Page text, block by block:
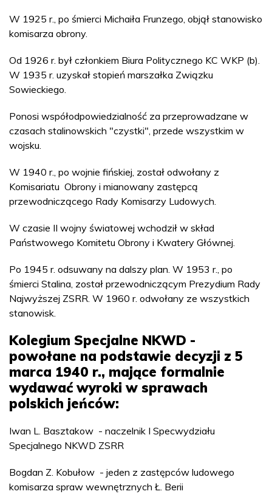
W 1925 r., po śmierci Michaiła Frunzego, objął stanowisko
komisarza obrony.
Od 1926 r. był członkiem Biura Politycznego KC WKP (b).
W 1935 r. uzyskał stopień marszałka Związku
Sowieckiego.
Ponosi współodpowiedzialność za przeprowadzane w
czasach stalinowskich "czystki", przede wszystkim w
wojsku.
W 1940 r., po wojnie fińskiej, został odwołany z
Komisariatu Obrony i mianowany zastępcą
przewodniczącego Rady Komisarzy Ludowych.
W czasie II wojny światowej wchodził w skład
Państwowego Komitetu Obrony i Kwatery Głównej.
Po 1945 r. odsuwany na dalszy plan. W 1953 r., po
śmierci Stalina, został przewodniczącym Prezydium Rady
Najwyższej ZSRR. W 1960 r. odwołany ze wszystkich
stanowisk.
Kolegium Specjalne NKWD -
powołane na podstawie decyzji z 5
marca 1940 r., mające formalnie
wydawać wyroki w sprawach
polskich jeńców:
Iwan L. Basztakow - naczelnik I Specwydziału
Specjalnego NKWD ZSRR
Bogdan Z. Kobułow - jeden z zastępców ludowego
komisarza spraw wewnętrznych Ł. Berii